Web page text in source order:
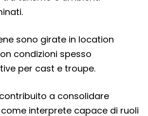
sono girate in location
condizioni spesso
per cast e troupe.
a consolidare
interprete capace di ruoli